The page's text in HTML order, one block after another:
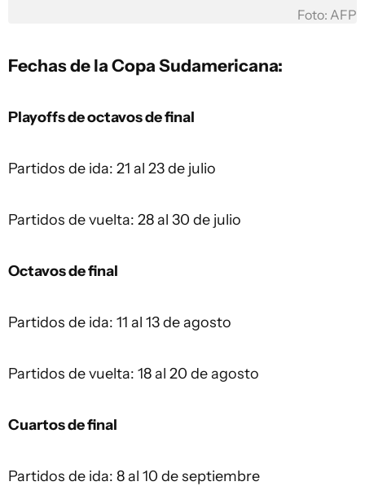
Foto: AFP
Fechas de la Copa Sudamericana:
Playoffs de octavos de final
Partidos de ida: 21 al 23 de julio
Partidos de vuelta: 28 al 30 de julio
Octavos de final
Partidos de ida: 11 al 13 de agosto
Partidos de vuelta: 18 al 20 de agosto
Cuartos de final
Partidos de ida: 8 al 10 de septiembre